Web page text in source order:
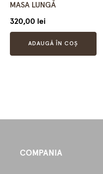
MASA LUNGǍ
320,00 lei
ADAUGĂ ÎN COȘ
COMPANIA